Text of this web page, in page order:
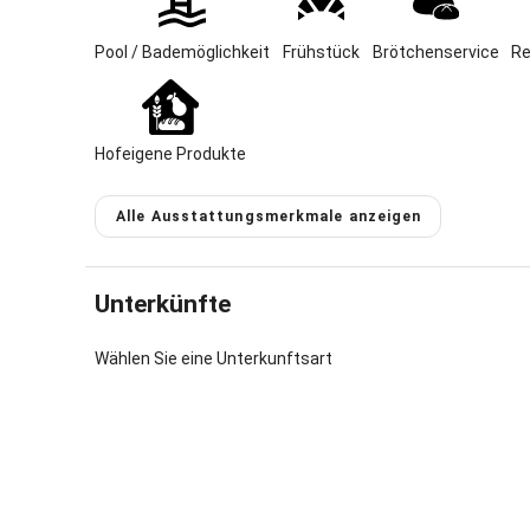
Ein
den Tag
und Klein
der
2FeWo
Pool / Bademöglichkeit Frühstück Brötchenservice
Hofeigene Produkte
Alle Ausstattungsmerkmale anzeigen
Unterkünfte
Wählen Sie eine Unterkunftsart